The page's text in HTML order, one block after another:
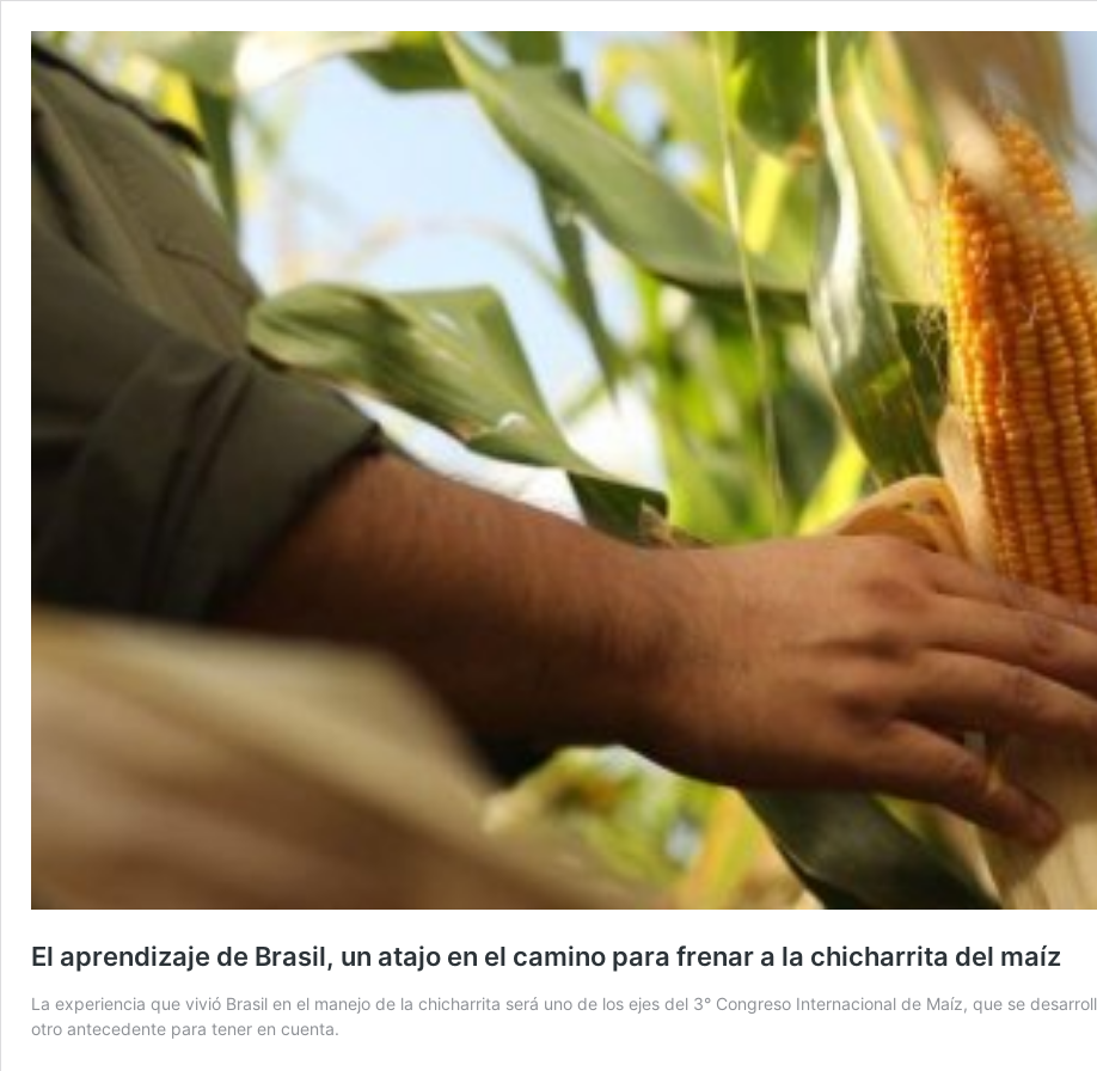
El aprendizaje de Brasil, un atajo en el camino para frenar a la chicharrita del maíz
La experiencia que vivió Brasil en el manejo de la chicharrita será uno de los ejes del 3° Congreso Internacional de Maíz, que se
otro antecedente para tener en cuenta.